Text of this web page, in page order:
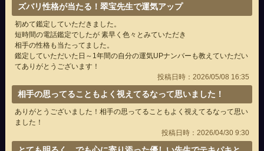
ズバリ性格が当たる！翠宝先生で運気アップ
初めて鑑定していただきました。
短時間の電話鑑定でしたが 素早く色々とみていただき
相手の性格も当たってました。
鑑定していただいた日～1年間の自分の運気UPナンバーも教えていただい
てありがとうございます！
投稿日時：2026/05/08 16:35
相手の思ってることもよく視えてるなって思いました！
ありがとうございました！相手の思ってることもよく視えてるなって思い
ました！
投稿日時：2026/04/30 9:30